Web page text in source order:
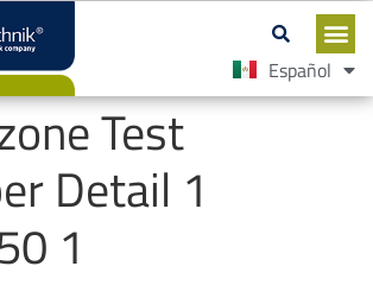
Español
English
Test
Detail 1
1